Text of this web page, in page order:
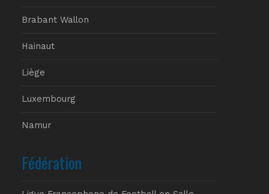
Brabant Wallon
Hainaut
Liège
Luxembourg
Namur
Fédération